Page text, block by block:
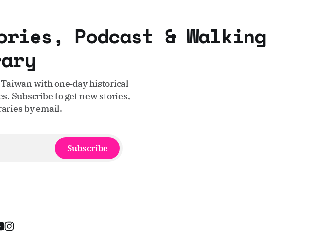
Podcast & Walking
with one‑day historical
Subscribe to get new stories,
by email.
Subscribe